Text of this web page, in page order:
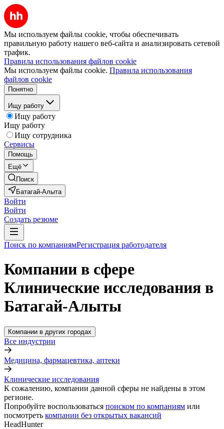
Мы используем файлы cookie, чтобы обеспечивать
правильную работу нашего веб-сайта и анализировать сетевой
трафик.
Правила использования файлов cookie
Мы используем файлы cookie. Правила использования
файлов cookie
Понятно
Ищу работу
Ищу работу
Ищу работу
Ищу сотрудника
Сервисы
Помощь
Ещё
Поиск
Батагай-Алыта
Войти
Войти
Создать резюме
Поиск по компаниямРегистрация работодателя
Компании в сфере
Клинические исследования в
Батагай-Алыты
Компании в других городах
Все индустрии
Медицина, фармацевтика, аптеки
Клинические исследования
К сожалению, компании данной сферы не найдены в этом
регионе.
Попробуйте воспользоваться поиском по компаниям или
посмотреть компании без открытых вакансий
HeadHunter